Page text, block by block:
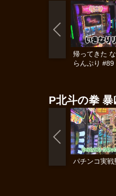
帰ってきた
らんぷり #89
P北斗の拳 暴
パチンコ実戦